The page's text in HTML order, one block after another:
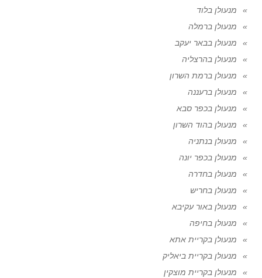
מנעולן בלוד
מנעולן ברמלה
מנעולן בבאר יעקב
מנעולן בהרצליה
מנעולן ברמת השרון
מנעולן ברעננה
מנעולן בכפר סבא
מנעולן בהוד השרון
מנעולן בנתניה
מנעולן בכפר יונה
מנעולן בחדרה
מנעולן בחריש
מנעולן באור עקיבא
מנעולן בחיפה
מנעולן בקריית אתא
מנעולן בקריית ביאליק
מנעולן בקריית מוצקין